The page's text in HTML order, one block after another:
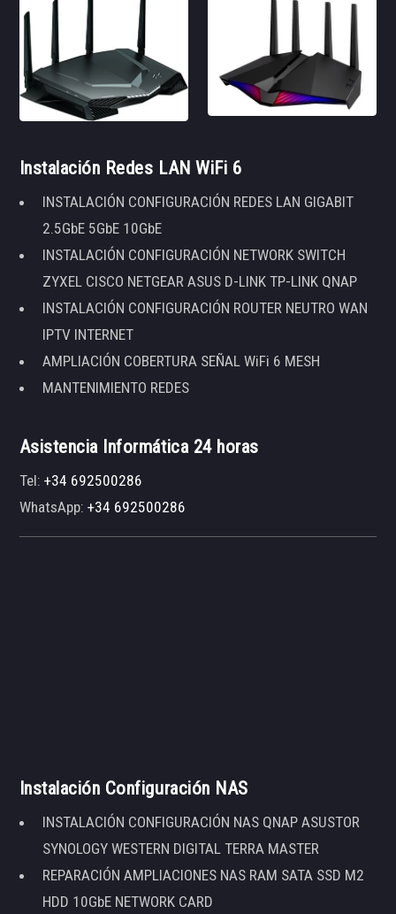
Instalación Redes LAN WiFi 6
INSTALACIÓN CONFIGURACIÓN REDES LAN GIGABIT
2.5GbE 5GbE 10GbE
INSTALACIÓN CONFIGURACIÓN NETWORK SWITCH
ZYXEL CISCO NETGEAR ASUS D-LINK TP-LINK QNAP
INSTALACIÓN CONFIGURACIÓN ROUTER NEUTRO WAN
IPTV INTERNET
AMPLIACIÓN COBERTURA SEÑAL WiFi 6 MESH
MANTENIMIENTO REDES
Asistencia Informática 24 horas
Tel:+34 692500286
WhatsApp:+34 692500286
Instalación Configuración NAS
INSTALACIÓN CONFIGURACIÓN NAS QNAP ASUSTOR
SYNOLOGY WESTERN DIGITAL TERRA MASTER
REPARACIÓN AMPLIACIONES NAS RAM SATA SSD M2
HDD 10GbE NETWORK CARD